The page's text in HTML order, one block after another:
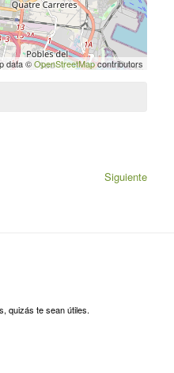
data ©OpenStreetMapcontributors
Siguiente
quizás te sean útiles.